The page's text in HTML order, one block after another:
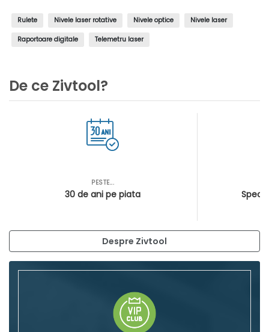
Rulete Nivele laser rotative Nivele optice Nivele laser
Raportoare digitale Telemetru laser
De ce Zivtool?
PESTE...
30 de ani pe piata
Despre Zivtool